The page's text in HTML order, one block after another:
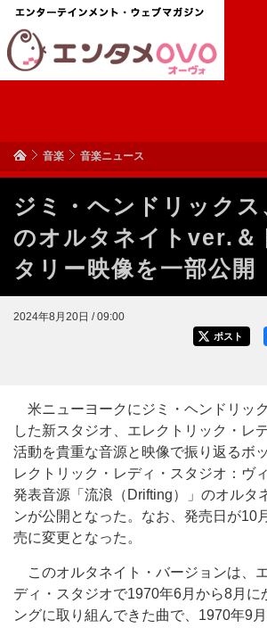
音楽 音楽ニュース
ジミ・ヘンドリックス
のオルタネイトver.＆
タリー映像を一部公開
2024年8月20日 / 09:00
ポスト
米ニューヨークにジミ・ヘンドリッ
した新スタジオ、エレクトリック・レ
活動を貴重な音源と映像で振り返るボ
レクトリック・レディ・スタジオ：ヴ
発表音源「流浪（Drifting）」のオルタ
ンが公開となった。なお、発売日が10
売に変更となった。
このオルタネイト・バージョンは、
ディ・スタジオで1970年6月から8月に
ングに取り組んできた曲で、1970年9